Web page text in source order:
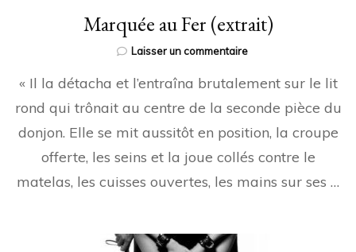
Marquée au Fer (extrait)
Laisser un commentairesur
au
(extrait)
« Il la détacha et l’entraîna brutalement sur le lit
rond qui trônait au centre de la seconde pièce du
donjon. Elle se mit aussitôt en position, la croupe
offerte, les seins et la joue collés contre le
matelas, les cuisses ouvertes, les mains sur ses …